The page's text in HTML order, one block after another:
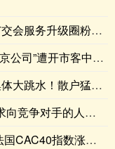
务升级圈粉全球客商
”遭开市客中国打假
散户猛加杠杆，危险
对手的人工智能助
指数涨超3%